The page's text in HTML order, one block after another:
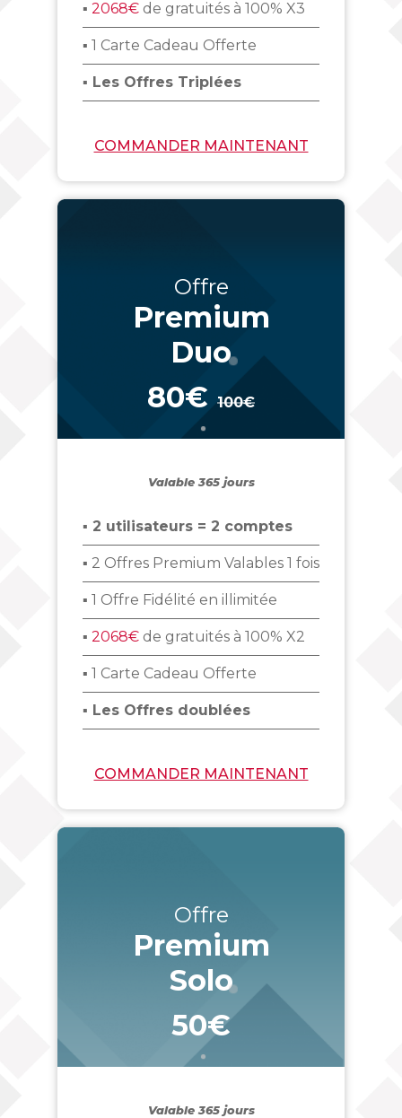
Offre
Premium
Solo
50€
_
Valable 365 jours
Offre
Premium
Duo
80€ 100€
Valable 365 jours
▪ 2 utilisateurs = 2 comptes
▪ 2 Offres Premium Valables 1 fois
▪ 1 Offre Fidélité en illimitée
▪ 2068€ de gratuités à 100% X2
▪ 1 Carte Cadeau Offerte
▪ Les Offres doublées
COMMANDER MAINTENANT
▪ 2068€ de gratuités à 100% X3
▪ 1 Carte Cadeau Offerte
▪ Les Offres Triplées
COMMANDER MAINTENANT